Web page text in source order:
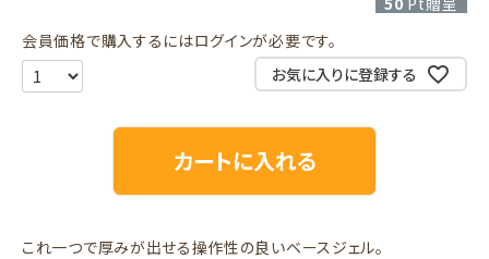
会員価格で購入するにはログインが必要です。
お気に入りに登録する
カートに入れる
これ一つで厚みが出せる操作性の良いベースジェル。